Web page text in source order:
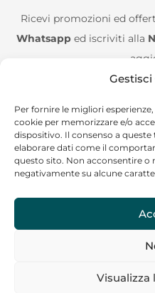
Gestisci
Per fornire le migliori
cookie per memorizzare e/o
dispositivo. Il consenso a
elaborare dati come il
questo sito. Non acconsentire o
negativamente su alcune
Visualizza
Ricevi promozioni ed
Whatsapp ed iscriviti alla
Aggiungimi
Copyright © 2024 Go on
La nostra assistenza ti risponderà il